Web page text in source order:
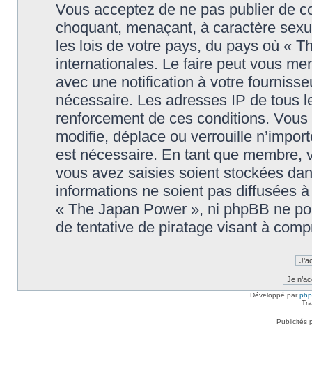
Vous acceptez de ne pas publier de
choquant, menaçant, à caractère
les lois de votre pays, du pays où «
internationales. Le faire peut vous
avec une notification à votre
nécessaire. Les adresses IP de tous
renforcement de ces conditions.
modifie, déplace ou verrouille
est nécessaire. En tant que membre,
vous avez saisies soient stockées
informations ne soient pas diffusées
« The Japan Power », ni phpBB ne
de tentative de piratage visant à
Développé par
Publicités